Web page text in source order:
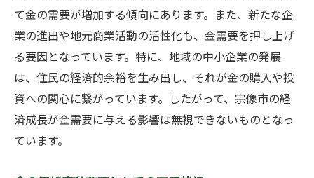
世界市場の供給状況と地域への影響
宗像市の金市場における在庫管理の重要性
地元の金鉱業の発展と供給バランス
輸入動向が宗像市の金市場に与える影響
地域商業活動が金相場に与える影響を宗像市東
郷で分析
て金の需要が増加する傾向にあります。また、新たな企
業の進出や地元商業活動の活性化も、金需要を押し上げ
る要因となっています。特に、地域の中小企業の発展
は、住民の経済的余裕を生み出し、それが金の購入や投
資への関心に繋がっています。したがって、宗像市の経
済成長が金需要に与える影響は無視できないものとなっ
ています。